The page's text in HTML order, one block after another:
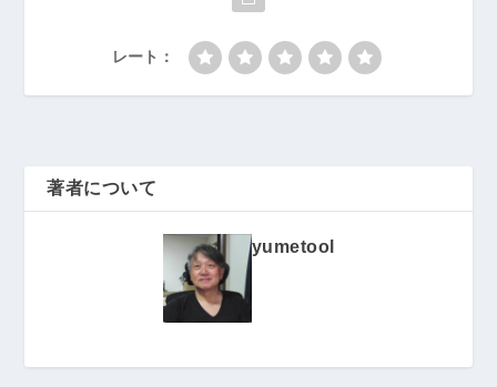
レート：
著者について
yumetool